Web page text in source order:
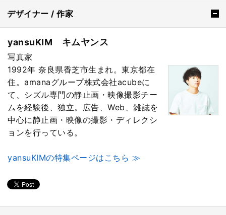
デザイナー / 作家
yansuKIM キムヤンス
写真家
1992年 奈良県香芝市生まれ。東京都在
住。amanaグループ株式会社acubeに
て、シズル専門の静止画・映像撮影チー
ムを経験後、独立。広告、Web、雑誌を
中心に静止画・映像の撮影・ディレクシ
ョンを行っている。
yansuKIMの特集ページはこちら ≫